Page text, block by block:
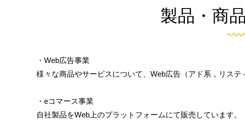
製品・商
・Web広告事業
様々な商品やサービスについて、Web広告（アド系，リス
・eコマース事業
自社製品をWeb上のプラットフォームにて販売しています。